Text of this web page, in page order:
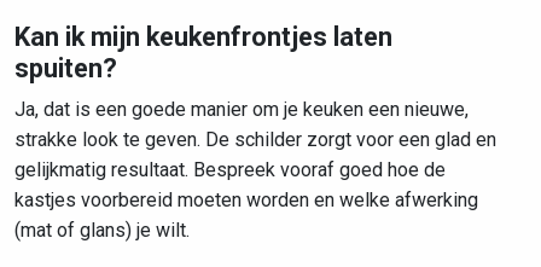
Kan ik mijn keukenfrontjes laten
spuiten?
Ja, dat is een goede manier om je keuken een nieuwe,
strakke look te geven. De schilder zorgt voor een glad en
gelijkmatig resultaat. Bespreek vooraf goed hoe de
kastjes voorbereid moeten worden en welke afwerking
(mat of glans) je wilt.